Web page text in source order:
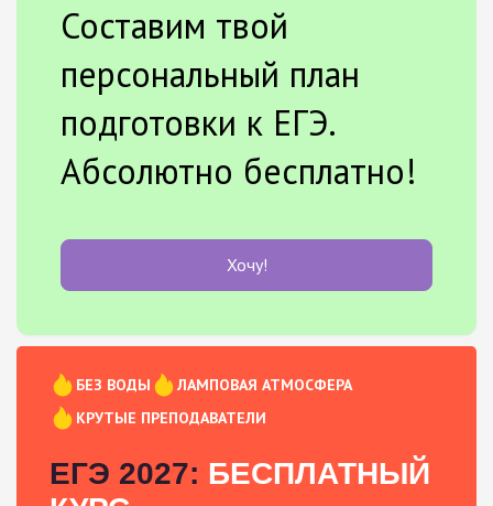
Составим твой
персональный план
подготовки к ЕГЭ.
Абсолютно бесплатно!
Хочу!
БЕЗ ВОДЫ
ЛАМПОВАЯ АТМОСФЕРА
КРУТЫЕ ПРЕПОДАВАТЕЛИ
ЕГЭ 2027: БЕСПЛАТНЫЙ